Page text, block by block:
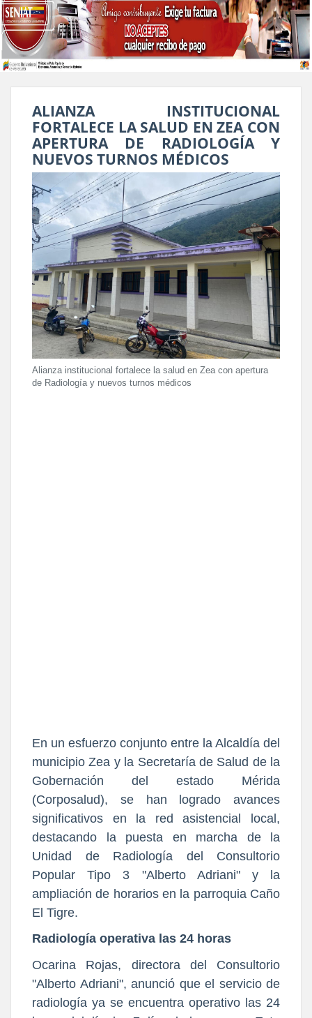
ALIANZA INSTITUCIONAL
FORTALECE LA SALUD EN ZEA CON
APERTURA DE RADIOLOGÍA Y
NUEVOS TURNOS MÉDICOS
Alianza institucional fortalece la salud en Zea con apertura
de Radiología y nuevos turnos médicos
En un esfuerzo conjunto entre la Alcaldía del
municipio Zea y la Secretaría de Salud de la
Gobernación del estado Mérida
(Corposalud), se han logrado avances
significativos en la red asistencial local,
destacando la puesta en marcha de la
Unidad de Radiología del Consultorio
Popular Tipo 3 "Alberto Adriani" y la
ampliación de horarios en la parroquia Caño
El Tigre.
Radiología operativa las 24 horas
Ocarina Rojas, directora del Consultorio
"Alberto Adriani", anunció que el servicio de
radiología ya se encuentra operativo las 24